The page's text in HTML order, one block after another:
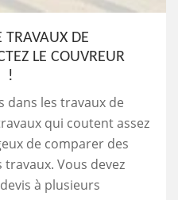
TRAVAUX DE
LE COUVREUR
!
dans les travaux de
qui coutent assez
de comparer des
travaux. Vous devez
à plusieurs